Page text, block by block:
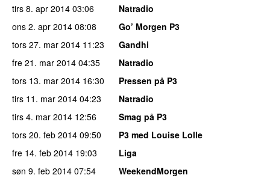
tirs 8. apr 2014 03:06
Natradio
ons 2. apr 2014 08:08
Go’ Morgen P3
tors 27. mar 2014 11:23
Gandhi
fre 21. mar 2014 04:35
Natradio
tors 13. mar 2014 16:30
Pressen på P3
tirs 11. mar 2014 04:23
Natradio
tirs 4. mar 2014 12:56
Smag på P3
tors 20. feb 2014 09:50
P3 med Louise Lolle
fre 14. feb 2014 19:03
Liga
søn 9. feb 2014 07:54
WeekendMorgen